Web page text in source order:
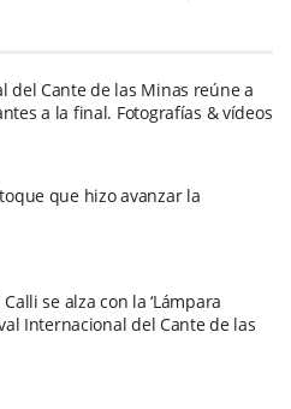
del Cante de las Minas reúne a
a la final. Fotografías & vídeos
que hizo avanzar la
se alza con la ‘Lámpara
Internacional del Cante de las